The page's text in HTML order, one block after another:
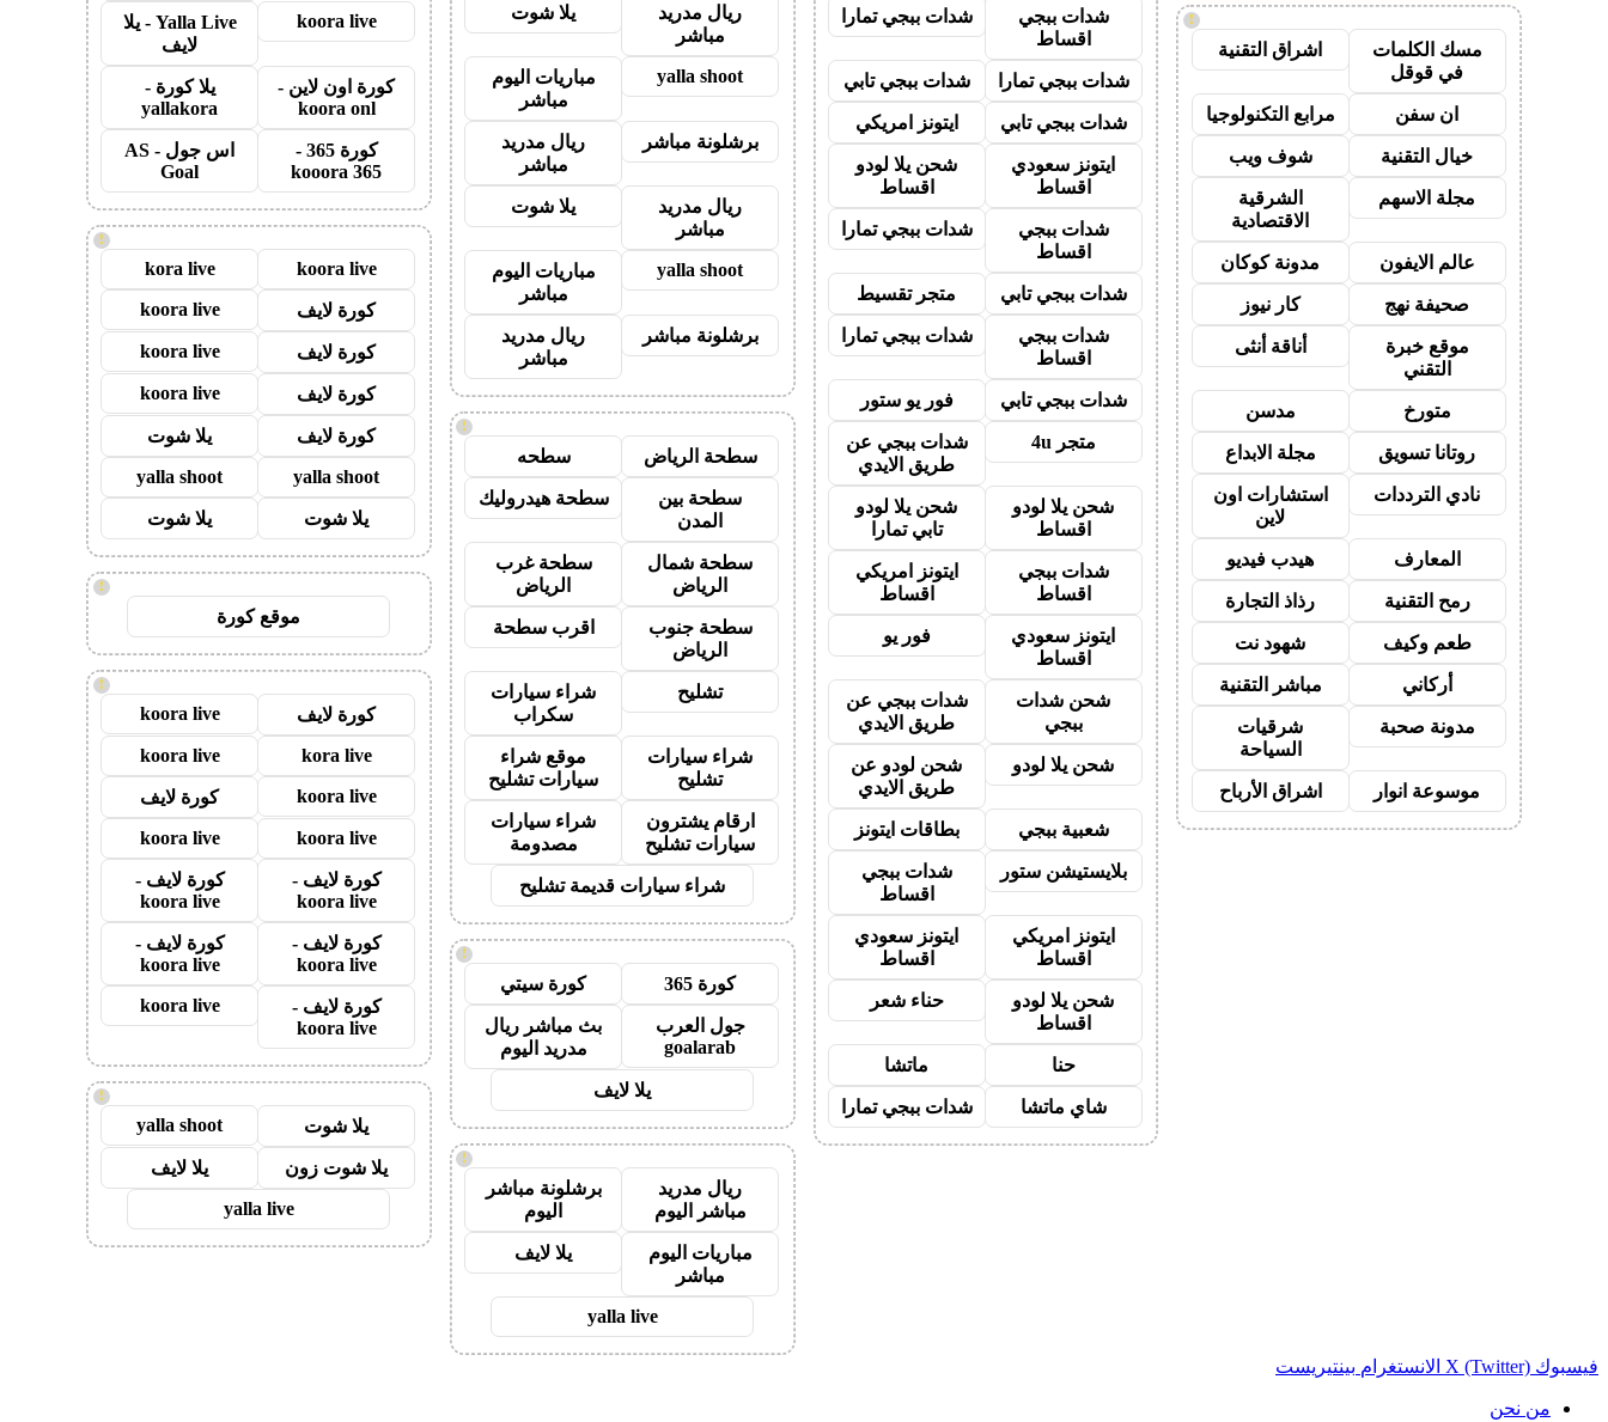
!
مسك الكلمات
في قوقل
اشراق التقنية
ان سفن مرابع التكنولوجيا
خيال التقنية شوف ويب
مجلة الاسهم
الشرقية
الاقتصادية
عالم الايفون مدونة كوكان
صحيفة نهج كار نيوز
موقع خبرة
التقني
أناقة أنثى
متورخ مدسن
روتانا تسويق مجلة الابداع
نادي الترددات
استشارات اون
لاين
المعارف هيدب فيديو
رمح التقنية رذاذ التجارة
طعم وكيف شهود نت
أركاني مباشر التقنية
مدونة صحبة
شرقيات
السياحة
موسوعة انوار اشراق الأرباح
شدات ببجي
اقساط
شدات ببجي تمارا
شدات ببجي تمارا شدات ببجي تابي
شدات ببجي تابي ايتونز امريكي
ايتونز سعودي
اقساط
شحن يلا لودو
اقساط
شدات ببجي
اقساط
شدات ببجي تمارا
شدات ببجي تابي متجر تقسيط
شدات ببجي
اقساط
شدات ببجي تمارا
شدات ببجي تابي فور يو ستور
متجر 4u
شدات ببجي عن
طريق الايدي
شحن يلا لودو
اقساط
شحن يلا لودو
تابي تمارا
شدات ببجي
اقساط
ايتونز امريكي
اقساط
ايتونز سعودي
اقساط
فور يو
شحن شدات
ببجي
شدات ببجي عن
طريق الايدي
شحن يلا لودو
شحن لودو عن
طريق الايدي
شعبية ببجي بطاقات ايتونز
بلايستيشن ستور
شدات ببجي
اقساط
ايتونز امريكي
اقساط
ايتونز سعودي
اقساط
شحن يلا لودو
اقساط
حناء شعر
حنا ماتشا
شاي ماتشا شدات ببجي تمارا
ريال مدريد
مباشر
يلا شوت
yalla shoot
مباريات اليوم
مباشر
برشلونة مباشر
ريال مدريد
مباشر
ريال مدريد
مباشر
يلا شوت
yalla shoot
مباريات اليوم
مباشر
برشلونة مباشر
ريال مدريد
مباشر
!
سطحة الرياض سطحه
سطحة بين
المدن
سطحة هيدروليك
سطحة شمال
الرياض
سطحة غرب
الرياض
سطحة جنوب
الرياض
اقرب سطحة
تشليح
شراء سيارات
سكراب
شراء سيارات
تشليح
موقع شراء
سيارات تشليح
ارقام يشترون
سيارات تشليح
شراء سيارات
مصدومة
شراء سيارات قديمة تشليح
!
كورة 365 كورة سيتي
جول العرب
goalarab
بث مباشر ريال
مدريد اليوم
يلا لايف
!
ريال مدريد
مباشر اليوم
برشلونة مباشر
اليوم
مباريات اليوم
مباشر
يلا لايف
yalla live
koora live
Yalla Live - يلا
لايف
كورة اون لاين -
koora onl
يلا كورة -
yallakora
كورة 365 -
kooora 365
اس جول - AS
Goal
!
koora live
kora live
كورة لايف koora live
كورة لايف koora live
كورة لايف koora live
كورة لايف
يلا شوت
yalla shoot
yalla shoot
يلا شوت يلا شوت
!
موقع كورة
!
كورة لايف koora live
kora live
koora live
koora live
كورة لايف
koora live
koora live
كورة لايف -
koora live
كورة لايف -
koora live
كورة لايف -
koora live
كورة لايف -
koora live
كورة لايف -
koora live
koora live
!
يلا شوت yalla shoot
يلا شوت زون
يلا لايف
yalla live
فيسبوك X (Twitter) الانستغرام بينتيريست
من نحن